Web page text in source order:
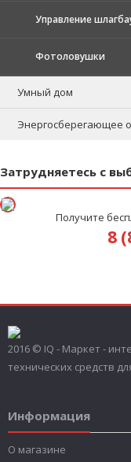
Управление
Фотоловушки
Умный дом
Энергосберегающее
Затрудняетесь с
Получите
8
2016 © IQ - Маркет -
технических средств
Информация
О магазине